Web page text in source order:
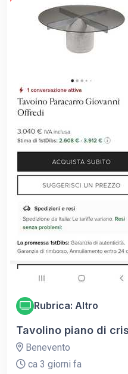
Rubrica: Altro
Tavolino piano di
Benevento
ca 3 giorni fa